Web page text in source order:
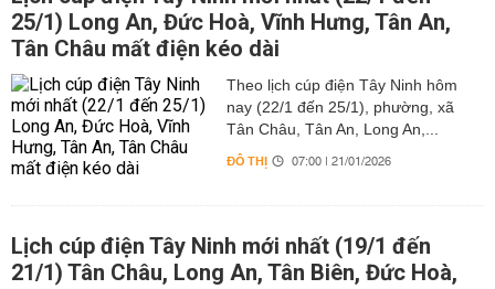
25/1) Long An, Đức Hoà, Vĩnh Hưng, Tân An,
Tân Châu mất điện kéo dài
Theo lịch cúp điện Tây Ninh hôm
nay (22/1 đến 25/1), phường, xã
Tân Châu, Tân An, Long An,...
ĐÔ THỊ 07:00 | 21/01/2026
Lịch cúp điện Tây Ninh mới nhất (19/1 đến
21/1) Tân Châu, Long An, Tân Biên, Đức Hoà,